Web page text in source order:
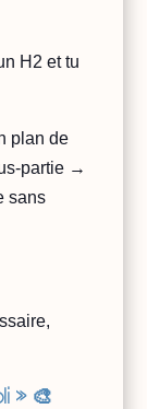
H2 et tu
plan de
partie →
sans
» 🎨